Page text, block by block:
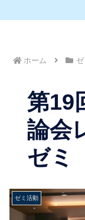
ホーム
第19
論会
ゼミ
ゼミ活動